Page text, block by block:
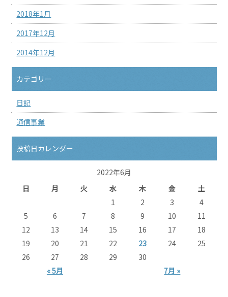
2018年1月
2017年12月
2014年12月
カテゴリー
日記
通信事業
投稿日カレンダー
2022年6月
日
月 火 水 木 金 土
« 5月 7月 »
1 2 3
4
5
6 7 8 9 10
11
12
13 14 15 16 17
18
19
20 21 22 23 24
25
26
27 28 29 30